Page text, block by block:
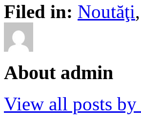
Filed in: Noutăţi,
About admin
View all posts